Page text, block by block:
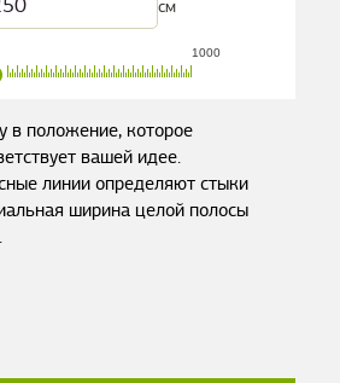
см
1000
в положение, которое
вашей идее.
линии определяют стыки
ширина целой полосы